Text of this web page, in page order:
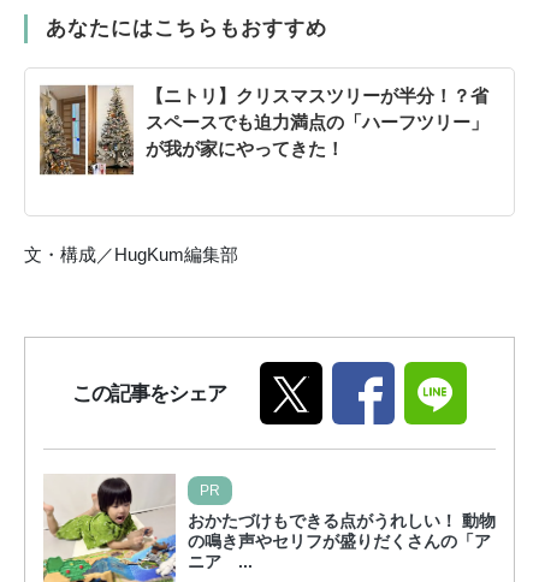
あなたにはこちらもおすすめ
【ニトリ】クリスマスツリーが半分！？省
スペースでも迫力満点の「ハーフツリー」
が我が家にやってきた！
文・構成／HugKum編集部
この記事をシェア
PR
おかたづけもできる点がうれしい！ 動物
の鳴き声やセリフが盛りだくさんの「ア
ニア ...